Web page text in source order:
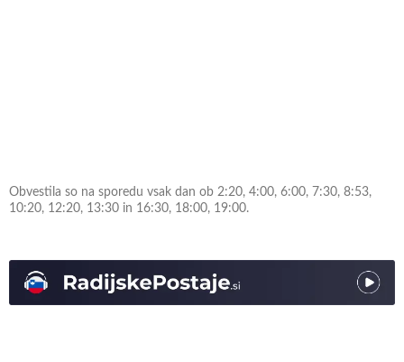
Obvestila so na sporedu vsak dan ob 2:20, 4:00, 6:00, 7:30, 8:53,
10:20, 12:20, 13:30 in 16:30, 18:00, 19:00.